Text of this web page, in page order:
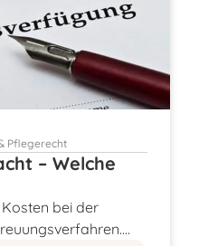
Pflegerecht
– Welche
bei der